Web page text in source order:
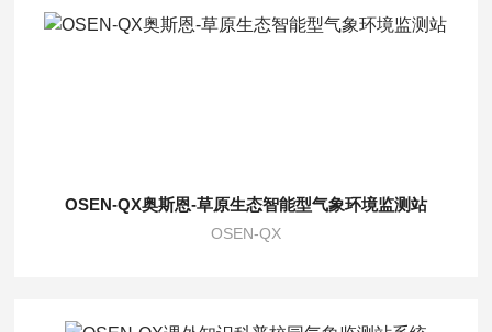
OSEN-QX奥斯恩-草原生态智能型气象环境监测站
OSEN-QX